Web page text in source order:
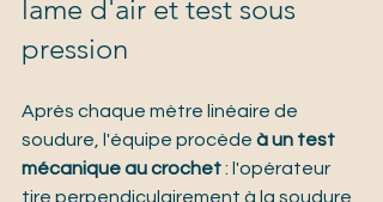
lame d'air et test sous
pression
Après chaque mètre linéaire de
soudure, l'équipe procède à un test
mécanique au crochet : l'opérateur
tire perpendiculairement à la soudure